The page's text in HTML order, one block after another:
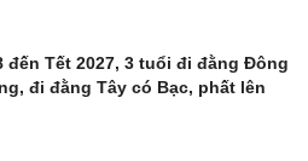
đến Tết 2027, 3 tuổi đi đằng Đông
đi đằng Tây có Bạc, phất lên